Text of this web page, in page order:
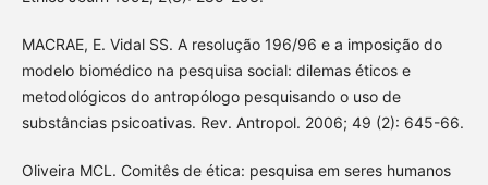
MACRAE, E. Vidal SS. A resolução 196/96 e a imposição do
modelo biomédico na pesquisa social: dilemas éticos e
metodológicos do antropólogo pesquisando o uso de
substâncias psicoativas. Rev. Antropol. 2006; 49 (2): 645-66.
Oliveira MCL. Comitês de ética: pesquisa em seres humanos